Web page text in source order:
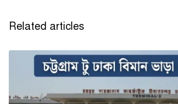
Related articles